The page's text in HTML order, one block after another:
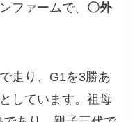
ファームで、 〇外
走り、G1を3勝あ
しています。祖母